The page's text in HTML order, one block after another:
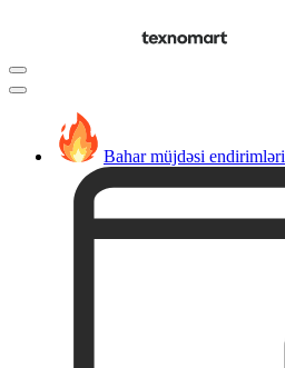
Bahar müjdəsi endirimləri